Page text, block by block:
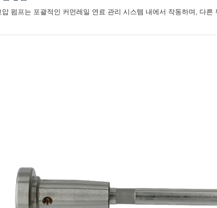
압 펌프는 포괄적인 커먼레일 연료 관리 시스템 내에서 작동하며, 다